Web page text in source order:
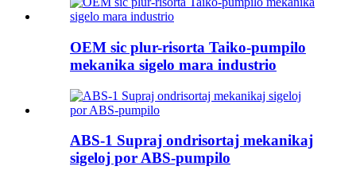
OEM sic plur-risorta Taiko-pumpilo
mekanika sigelo mara industrio
ABS-1 Supraj ondrisortaj mekanikaj
sigeloj por ABS-pumpilo